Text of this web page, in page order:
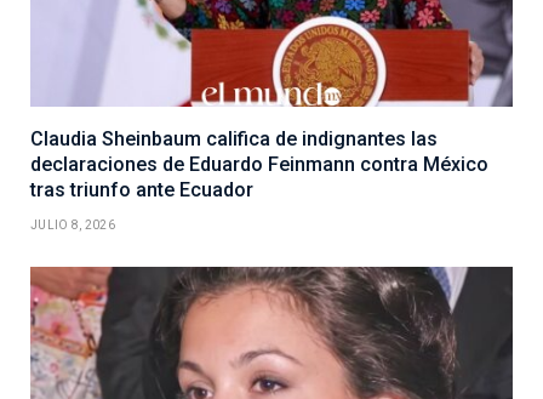
Claudia Sheinbaum califica de indignantes las
declaraciones de Eduardo Feinmann contra México
tras triunfo ante Ecuador
JULIO 8, 2026